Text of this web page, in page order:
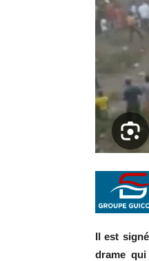
Il est
drame